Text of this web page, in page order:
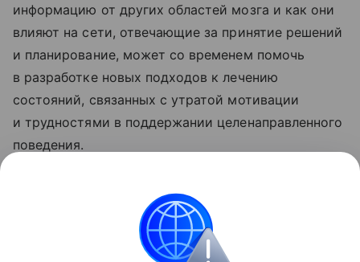
информацию от других областей мозга и как они
влияют на сети, отвечающие за принятие решений
и планирование, может со временем помочь
в разработке новых подходов к лечению
состояний, связанных с утратой мотивации
и трудностями в поддержании целенаправленного
поведения.
не помним о раннем детстве.